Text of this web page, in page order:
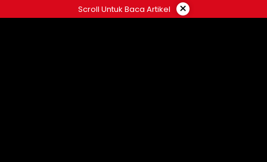
ke
Scroll Untuk Baca Artikel ×